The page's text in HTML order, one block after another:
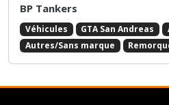
BP Tankers
Véhicules GTA San Andreas
Autres/Sans marque